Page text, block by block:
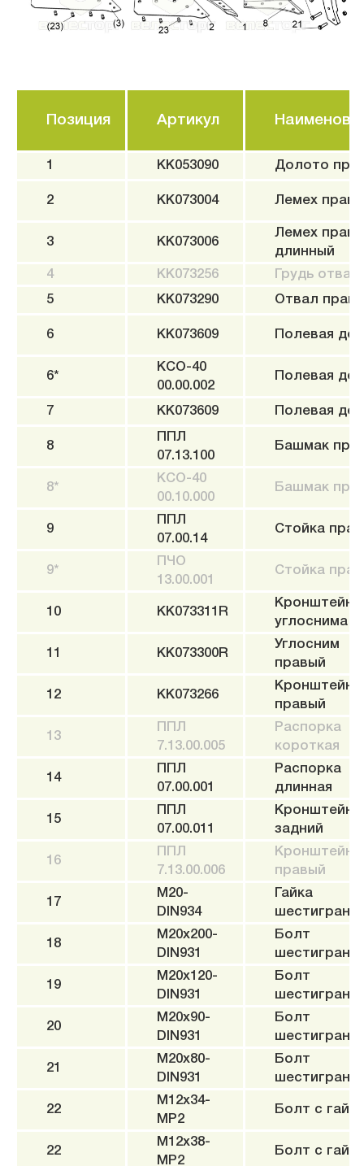
Позиция Артикул
1 KK053090 Долото
2 KK073004 Лемех
3 KK073006
Лемех
длинный
4
KK073256 Грудь
5 KK073290 Отвал
6 KK073609 Полевая
6*
КСО-40
00.00.002
Полевая
7 KK073609 Полевая
8
ППЛ
07.13.100
Башмак
8*
КСО-40
00.10.000
Башмак
9
ППЛ
07.00.14
Стойка
9*
ПЧО
13.00.001
Стойка
10 KK073311R
Кронштейн
углоснима
11 KK073300R
Углосним
правый
12 KK073266
Кронштейн
правый
13
ППЛ
7.13.00.005
Распорка
короткая
14
ППЛ
07.00.001
Распорка
длинная
15
ППЛ
07.00.011
Кронштейн
задний
16
ППЛ
7.13.00.006
Кронштейн
правый
17
M20-
DIN934
Гайка
18
M20x200-
DIN931
Болт
19
M20x120-
DIN931
Болт
20
M20x90-
DIN931
Болт
21
M20x80-
DIN931
Болт
22
M12x34-
MP2
Болт c
22
M12x38-
MP2
Болт c